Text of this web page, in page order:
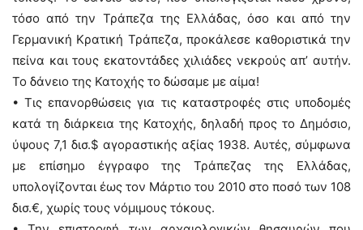
τόσο από την Τράπεζα της Ελλάδας, όσο και από την
Γερμανική Κρατική Τράπεζα, προκάλεσε καθοριστικά την
πείνα και τους εκατοντάδες χιλιάδες νεκρούς απ’ αυτήν.
Το δάνειο της Κατοχής το δώσαμε με αίμα!
• Τις επανορθώσεις για τις καταστροφές στις υποδομές
κατά τη διάρκεια της Κατοχής, δηλαδή προς το Δημόσιο,
ύψους 7,1 δισ.$ αγοραστικής αξίας 1938. Αυτές, σύμφωνα
με επίσημο έγγραφο της Τράπεζας της Ελλάδας,
υπολογίζονται έως τον Μάρτιο του 2010 στο ποσό των 108
δισ.€, χωρίς τους νόμιμους τόκους.